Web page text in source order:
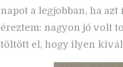
napot a legjobban, ha
éreztem: nagyon jó volt
töltött el, hogy ilyen